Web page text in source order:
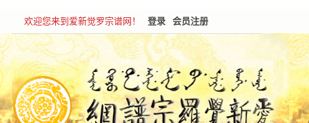
欢迎您来到爱新觉罗宗谱网！ 登录 会员注册